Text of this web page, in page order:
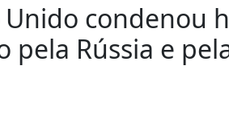
Unido condenou
pela Rússia e